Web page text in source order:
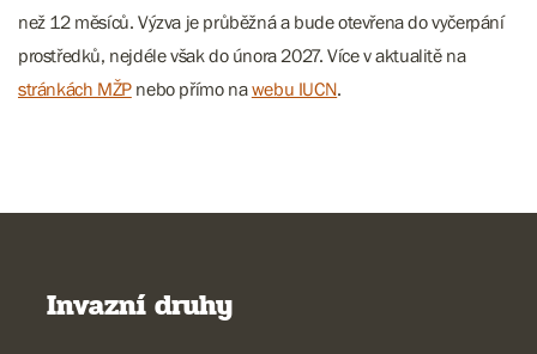
než 12 měsíců. Výzva je průběžná a bude otevřena do vyčerpání
prostředků, nejdéle však do února 2027. Více v aktualitě na
stránkách MŽPnebo přímo nawebu IUCN.
Invazní druhy